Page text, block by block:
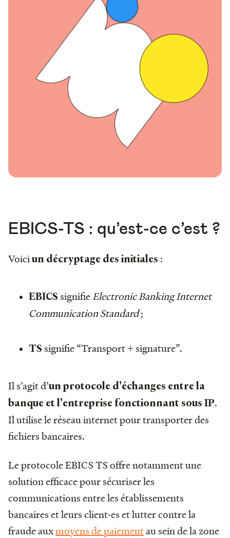
EBICS-TS : qu’est-ce c’est ?
Voiciun décryptage des initiales :
EBICS signifieElectronic Banking Internet
Communication Standard;
TS signifie “Transport + signature”.
Il s’agit d’un protocole d'échanges entre la
banque et l'entreprise fonctionnant sous IP.
Il utilise le réseau internet pour transporter des
fichiers bancaires.
Le protocole EBICS TS offre notamment une
solution efficace pour sécuriser les
communications entre les établissements
bancaires et leurs client·es et lutter contre la
fraude auxmoyens de paiementau sein de la zone